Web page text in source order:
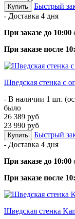
Купить
Быстрый
- Доставка 4 дня
При заказе до 10:00
При заказе после
Шведская стенка с
- В наличии 1 шт.
было
26 389 руб
23 990 руб
Купить
Быстрый
- Доставка 4 дня
При заказе до 10:00
При заказе после
Шведская стенка